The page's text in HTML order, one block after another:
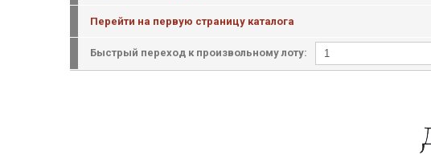
Перейти на первую страницу каталога
Быстрый переход к произвольному лоту: